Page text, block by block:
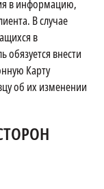
в информацию,
В случае
в
обязуется внести
Карту
об их изменении